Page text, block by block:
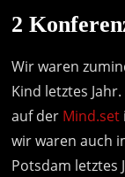
2
Wir waren
Kind letztes
auf der Mind.set
wir waren auch
Potsdam letztes